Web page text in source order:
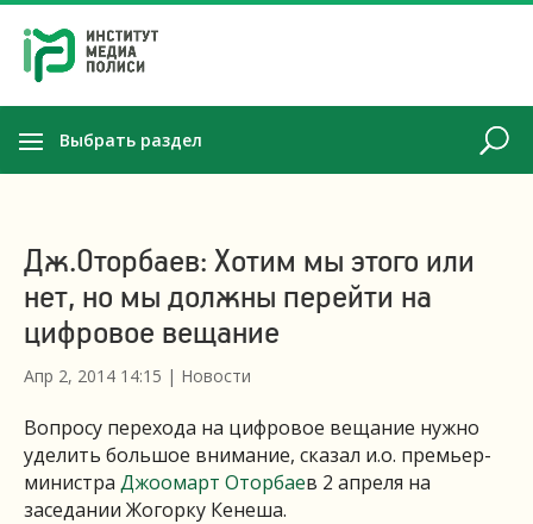
Выбрать раздел
Дж.Оторбаев: Хотим мы этого или
нет, но мы должны перейти на
цифровое вещание
Апр 2, 2014 14:15 | Новости
Вопросу перехода на цифровое вещание нужно
уделить большое внимание, сказал и.о. премьер-
министра Джоомарт Оторбаев 2 апреля на
заседании Жогорку Кенеша.